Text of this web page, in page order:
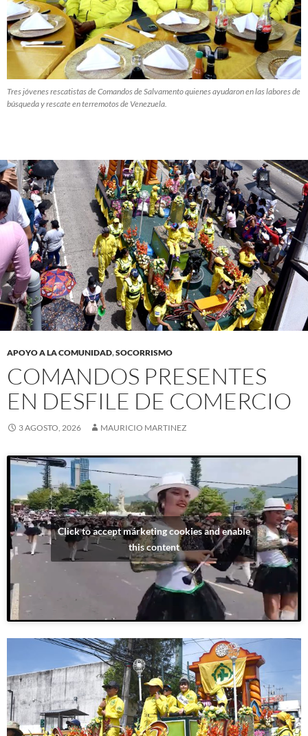
Tres jóvenes rescatistas de Comandos de Salvamento quienes ayudaron en las labores de
búsqueda y rescate en terremotos de Venezuela.
APOYO A LA COMUNIDAD,SOCORRISMO
COMANDOS PRESENTES
EN DESFILE DE COMERCIO
3 AGOSTO, 2026 MAURICIO MARTINEZ
Click to accept márketing cookies and enable
this content